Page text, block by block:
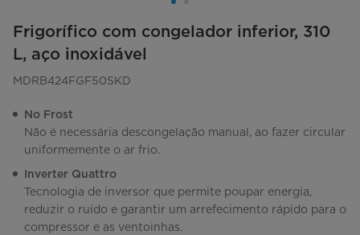
Frigorífico com congelador inferior, 310
L, aço inoxidável
MDRB424FGF50SKD
No Frost
Não é necessária descongelação manual, ao fazer circular
uniformemente o ar frio.
Inverter Quattro
Tecnologia de inversor que permite poupar energia,
reduzir o ruído e garantir um arrefecimento rápido para o
compressor e as ventoinhas.